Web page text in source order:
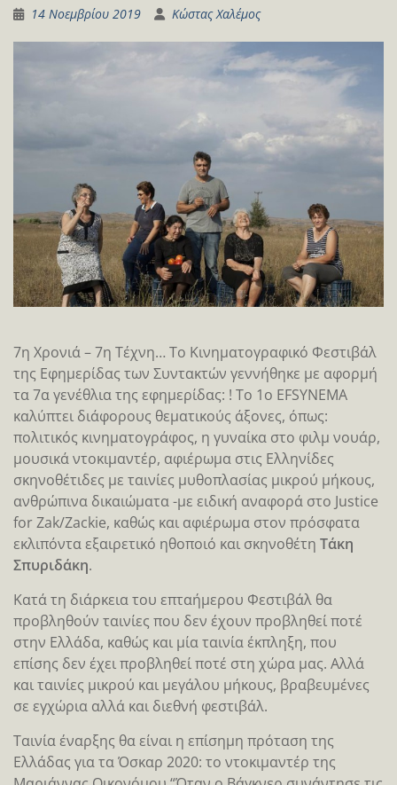
14 Νοεμβρίου 2019 Κώστας Χαλέμος
7η Χρονιά – 7η Τέχνη… Το Κινηματογραφικό Φεστιβάλ
της Εφημερίδας των Συντακτών γεννήθηκε με αφορμή
τα 7α γενέθλια της εφημερίδας: ! Το 1ο EFSYNEMA
καλύπτει διάφορους θεματικούς άξονες, όπως:
πολιτικός κινηματογράφος, η γυναίκα στο φιλμ νουάρ,
μουσικά ντοκιμαντέρ, αφιέρωμα στις Ελληνίδες
σκηνοθέτιδες με ταινίες μυθοπλασίας μικρού μήκους,
ανθρώπινα δικαιώματα -με ειδική αναφορά στο Justice
for Zak/Zackie, καθώς και αφιέρωμα στον πρόσφατα
εκλιπόντα εξαιρετικό ηθοποιό και σκηνοθέτη Τάκη
Σπυριδάκη.
Κατά τη διάρκεια του επταήμερου Φεστιβάλ θα
προβληθούν ταινίες που δεν έχουν προβληθεί ποτέ
στην Ελλάδα, καθώς και μία ταινία έκπληξη, που
επίσης δεν έχει προβληθεί ποτέ στη χώρα μας. Αλλά
και ταινίες μικρού και μεγάλου μήκους, βραβευμένες
σε εγχώρια αλλά και διεθνή φεστιβάλ.
Ταινία έναρξης θα είναι η επίσημη πρόταση της
Ελλάδας για τα Όσκαρ 2020: το ντοκιμαντέρ της